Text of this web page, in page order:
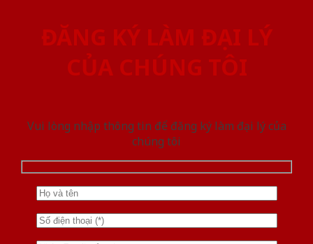
ĐĂNG KÝ LÀM ĐẠI LÝ
CỦA CHÚNG TÔI
Vui lòng nhập thông tin để đăng ký làm đại lý của
chúng tôi